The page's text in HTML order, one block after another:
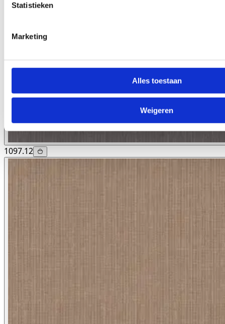
Statistieken
Marketing
Alles toestaan
Weigeren
1097.12